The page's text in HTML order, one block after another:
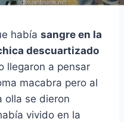
había sangre en la
descuartizado
llegaron a pensar
macabra pero al
olla se dieron
vivido en la